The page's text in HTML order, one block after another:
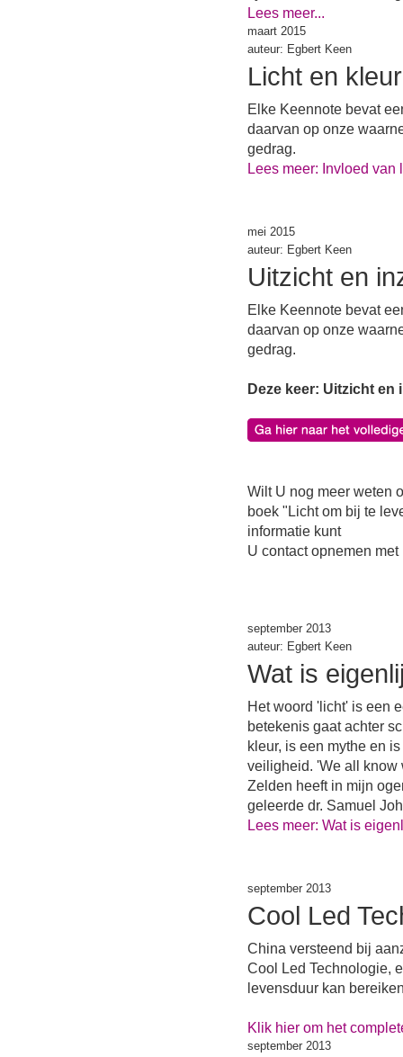
Lees meer...
maart 2015
auteur: Egbert Keen
Licht en kleur
Elke Keennote bevat
daarvan op onze
gedrag.
Lees meer: Invloed van
mei 2015
auteur: Egbert Keen
Uitzicht en
Elke Keennote bevat
daarvan op onze
gedrag.
Deze keer: Uitzicht en
Wilt U nog meer weten
boek "Licht om bij te
informatie kunt
U contact opnemen met
september 2013
auteur: Egbert Keen
Wat is
Het woord 'licht' is een
betekenis gaat achter
kleur, is een mythe en
veiligheid. 'We all know
Zelden heeft in mijn
geleerde dr. Samuel
Lees meer: Wat is
september 2013
Cool Led
China versteend bij
Cool Led Technologie,
levensduur kan
Klik hier om het
september 2013